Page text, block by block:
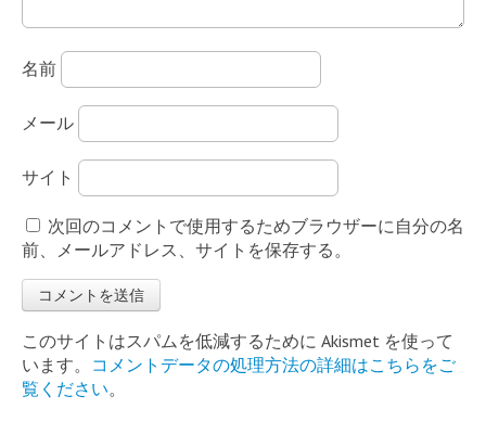
名前
メール
サイト
次回のコメントで使用するためブラウザーに自分の名
前、メールアドレス、サイトを保存する。
このサイトはスパムを低減するために Akismet を使って
います。 コメントデータの処理方法の詳細はこちらをご
覧ください。